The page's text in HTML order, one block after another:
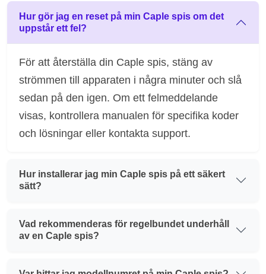
Hur gör jag en reset på min Caple spis om det
uppstår ett fel?
För att återställa din Caple spis, stäng av
strömmen till apparaten i några minuter och slå
sedan på den igen. Om ett felmeddelande
visas, kontrollera manualen för specifika koder
och lösningar eller kontakta support.
Hur installerar jag min Caple spis på ett säkert
sätt?
Vad rekommenderas för regelbundet underhåll
av en Caple spis?